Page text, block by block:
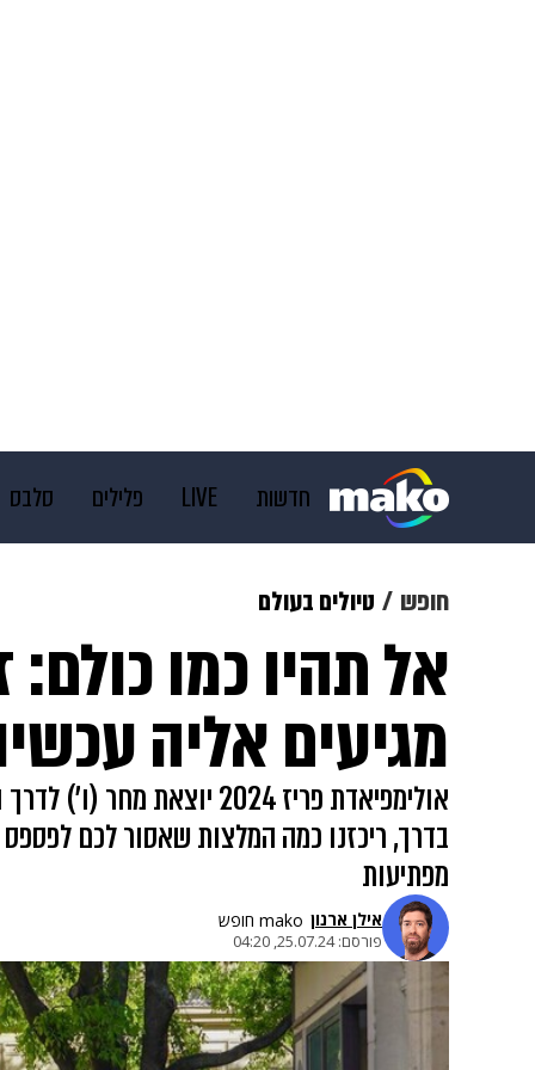
חדשות LIVE פלילים סלבס
מוזיקה
דיגיטל גאווה ויוה משפט
חופש טיולים בעולם
אל תהיו כמו
מגיעים אליה
אולימפיאדת פריז 2024
בדרך, ריכזנו כמה המלצות שאסור לכם
מפתיעות
אילן ארנון mako חופש
פורסם:25.07.24, 04:20